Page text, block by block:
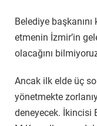
Belediye
etmenin İzmir’in
olacağını
Ancak ilk elde üç
yönetmekte
deneyecek. İkincisi